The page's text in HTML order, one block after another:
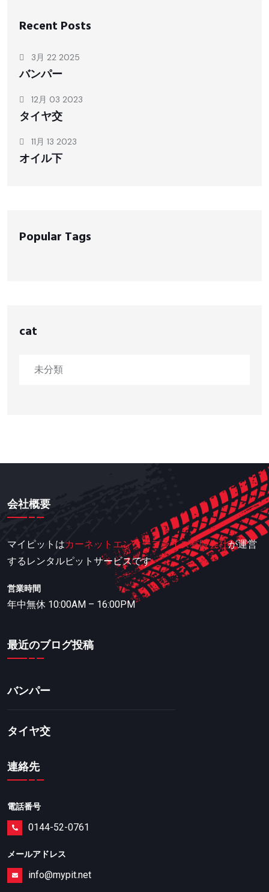
Recent Posts
3月 22 2025
バンパー
12月 03 2023
タイヤ交
11月 13 2023
オイル下
Popular Tags
cat
未分類
会社概要
マイピットはカーネットエンタープライズ有限会社が運営
するレンタルピットサービスです
営業時間
年中無休 10:00AM – 16:00PM
最近のブログ投稿
バンパー
タイヤ交
連絡先
電話番号
0144-52-0761
メールアドレス
info@mypit.net